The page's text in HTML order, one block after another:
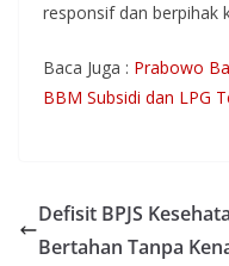
responsif dan berpihak
Baca Juga : Prabowo
BBM Subsidi dan LPG
Defisit BPJS
Bertahan Tanpa